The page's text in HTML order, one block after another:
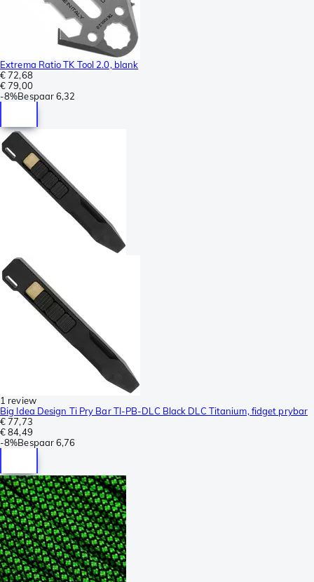
Extrema Ratio TK Tool 2.0, blank
€ 72,68
€ 79,00
-8%Bespaar6,32
1 review
Big Idea Design Ti Pry Bar TI-PB-DLC Black DLC Titanium, fidget prybar
€ 77,73
€ 84,49
-8%Bespaar6,76